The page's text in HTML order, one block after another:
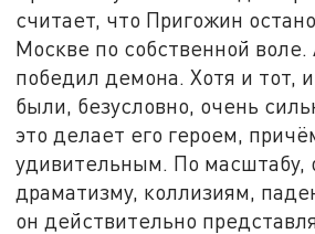
считает, что Пригожин
Москве по собственной
победил демона. Хотя и тот,
были, безусловно, очень
это делает его героем,
удивительным. По масштабу,
драматизму, коллизиям,
он действительно